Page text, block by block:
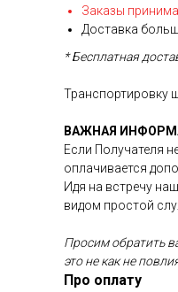
Заказы
Доставка
* Бесплатная
Транспортировку
ВАЖНАЯ
Если Получателя
оплачивается
Идя на встречу
видом простой
Просим обратить
это не как не
Про оплату